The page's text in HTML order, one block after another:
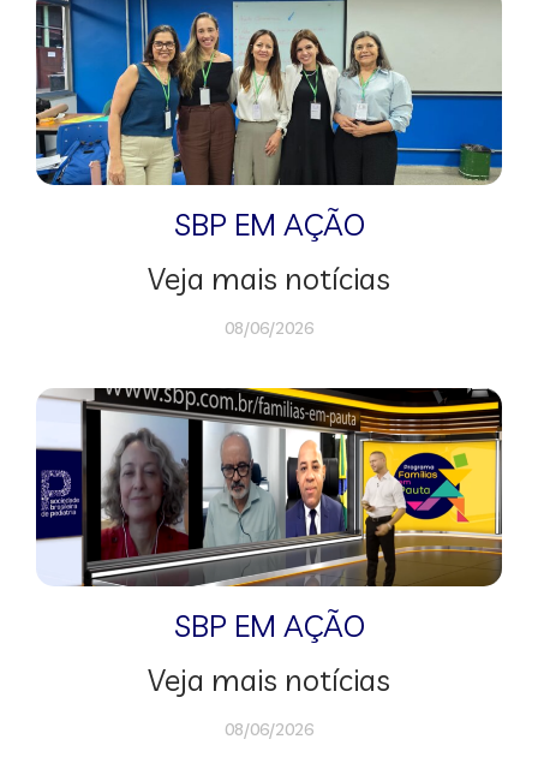
SBP EM AÇÃO
Veja mais notícias
08/06/2026
SBP EM AÇÃO
Veja mais notícias
08/06/2026